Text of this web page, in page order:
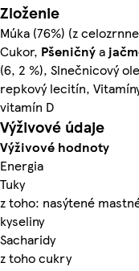
Zloženie
Múka (76%) (z
Cukor, Pšeničnýa
(6, 2 %), Slnečnicový
repkový lecitín,
vitamín D
Výživové údaje
Výživové hodnoty
Energia
Tuky
z toho: nasýtené
kyseliny
Sacharidy
z toho cukry